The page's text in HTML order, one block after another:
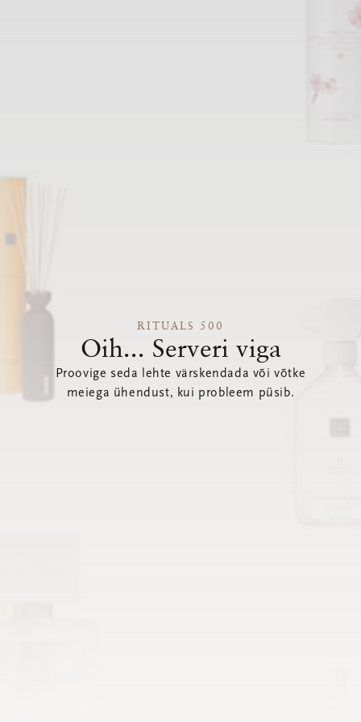
RITUALS 500
Oih... Serveri viga
Proovige seda lehte värskendada või võtke
meiega ühendust, kui probleem püsib.